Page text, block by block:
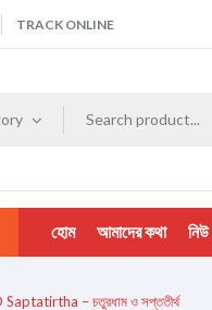
TRACK ONLINE
হোম আমাদের কথা নিউ
– চতুরধাম ও সপ্ততীর্থ